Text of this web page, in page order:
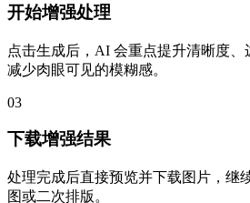
开始增强处理
点击生成后，AI 会重点提升清晰度、
减少肉眼可见的模糊感。
03
下载增强结果
处理完成后直接预览并下载图片，继
图或二次排版。